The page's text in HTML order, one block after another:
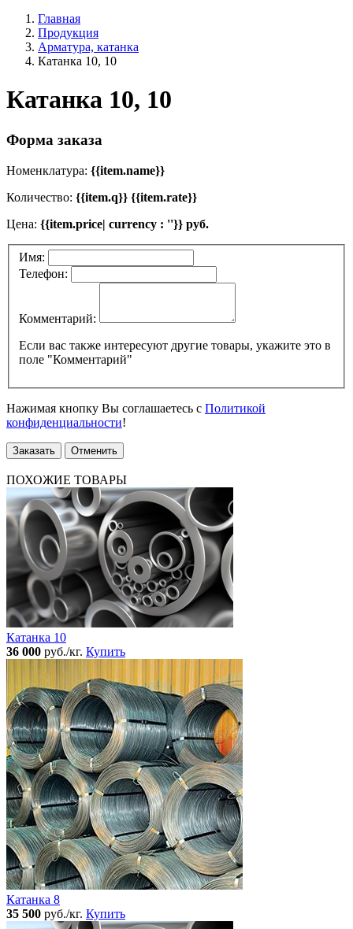
Главная
Продукция
Арматура, катанка
Катанка 10, 10
Катанка 10, 10
Форма заказа
Номенклатура: {{item.name}}
Количество: {{item.q}} {{item.rate}}
Цена: {{item.price| currency : ''}} руб.
Имя:
Телефон:
Комментарий:
Если вас также интересуют другие товары, укажите это в
поле "Комментарий"
Нажимая кнопку Вы соглашаетесь с Политикой
конфиденциальности!
Заказать Отменить
ПОХОЖИЕ ТОВАРЫ
Катанка 10
36 000 руб./кг. Купить
Катанка 8
35 500 руб./кг. Купить